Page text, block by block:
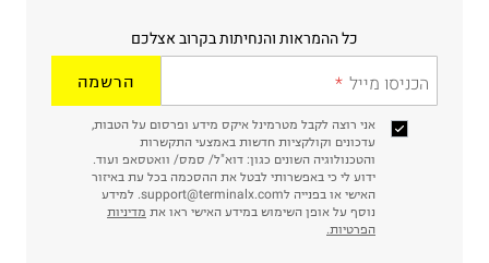
כל ההמראות והנחיתות בקרוב אצלכם
הכניסו מייל הרשמה
אני רוצה לקבל מטרמינל איקס מידע ופרסום על הטבות,
עדכונים וקולקציות חדשות באמצעי התקשרות
והטכנולוגיה השונים כגון: דוא"ל/ סמס/ וואטסאפ ועוד.
ידוע לי כי באפשרותי לבטל את ההסכמה בכל עת באיזור
האישי או בפנייה לsupport@terminalx.com. למידע
נוסף על אופן השימוש במידע האישי ראו את מדיניות
הפרטיות.